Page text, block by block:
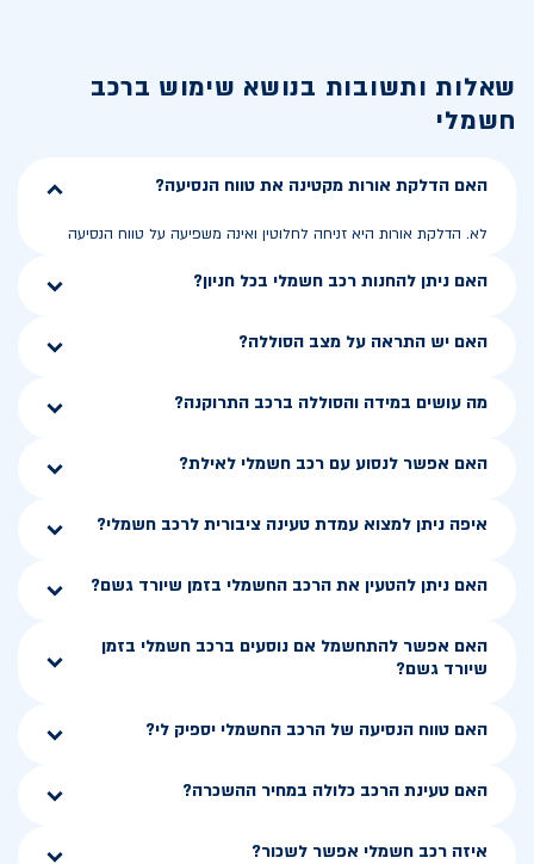
שאלות ותשובות בנושא שימוש ברכב
חשמלי
האם הדלקת אורות מקטינה את טווח הנסיעה?
לא. הדלקת אורות היא זניחה לחלוטין ואינה משפיעה על טווח הנסיעה
האם ניתן להחנות רכב חשמלי בכל חניון?
האם יש התראה על מצב הסוללה?
מה עושים במידה והסוללה ברכב התרוקנה?
האם אפשר לנסוע עם רכב חשמלי לאילת?
איפה ניתן למצוא עמדת טעינה ציבורית לרכב חשמלי?
האם ניתן להטעין את הרכב החשמלי בזמן שיורד גשם?
האם אפשר להתחשמל אם נוסעים ברכב חשמלי בזמן
שיורד גשם?
האם טווח הנסיעה של הרכב החשמלי יספיק לי?
האם טעינת הרכב כלולה במחיר ההשכרה?
איזה רכב חשמלי אפשר לשכור?